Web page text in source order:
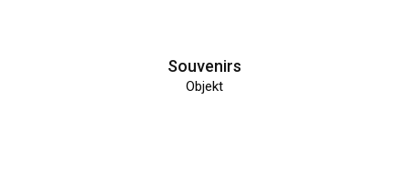
Souvenirs
Objekt